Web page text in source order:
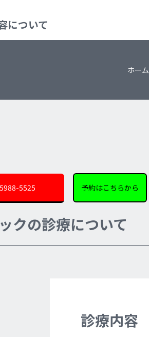
について
ホーム
5525 予約はこちらから
クの診療について
診療内容